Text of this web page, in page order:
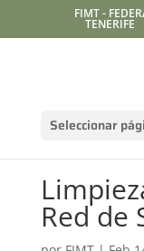
FIMT -
TENERIFE
Seleccionar
Red de